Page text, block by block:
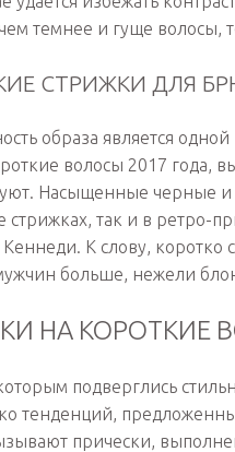
темнее и гуще
СТРИЖКИ ДЛЯ
образа является
волосы 2017 года,
Насыщенные черные
стрижках, так и в ретро-
К слову,
больше, нежели
НА КОРОТКИЕ
подверглись
тенденций,
прически,